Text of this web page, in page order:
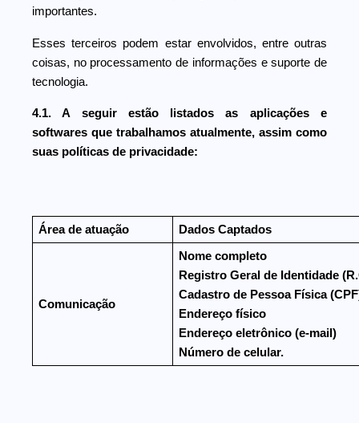
importantes.
Esses terceiros podem estar envolvidos, entre outras
coisas, no processamento de informações e suporte de
tecnologia.
4.1. A seguir estão listados as aplicações e
softwares que trabalhamos atualmente, assim como
suas políticas de privacidade:
Área de atuação Dados Captados
Comunicação
Nome completo
Registro Geral de Identidade
Cadastro de Pessoa Física
Endereço físico
Endereço eletrônico (e-mail)
Número de celular.